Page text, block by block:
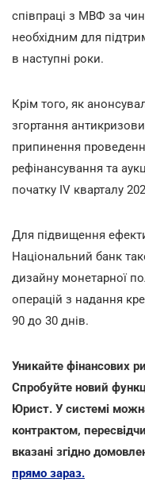
співпраці з МВФ за
необхідним для
в наступні роки.
Крім того, як
згортання
припинення
рефінансування та
початку IV кварталу
Для підвищення
Національний банк
дизайну монетарної
операцій з надання
90 до 30 днів.
Уникайте фінансових
Спробуйте новий
Юрист. У системі
контрактом,
вказані згідно
прямо зараз.